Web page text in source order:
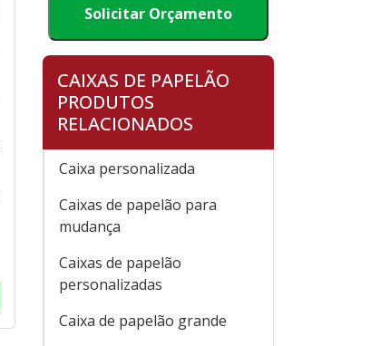
Solicitar Orçamento
CAIXAS DE PAPELÃO
PRODUTOS
RELACIONADOS
Caixa personalizada
Caixas de papelão para
mudança
Caixas de papelão
personalizadas
Caixa de papelão grande